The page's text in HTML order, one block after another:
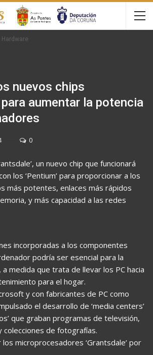
Hardware
nuevos chips
para aumentar la potencia
0
un nuevo chip que funcionará
los ‘Pentium’ para proporcionar a los
más potentes, enlaces más rápidos
y más capacidad a las redes
incorporadas a los componentes
podría ser esencial para la
medida que trata de llevar los PC hacia
para el hogar.
y con fabricantes de PC como
el desarrollo de ‘media centers’
que graban programas de televisión,
colecciones de fotografías.
microprocesadores ‘Grantsdale’ por